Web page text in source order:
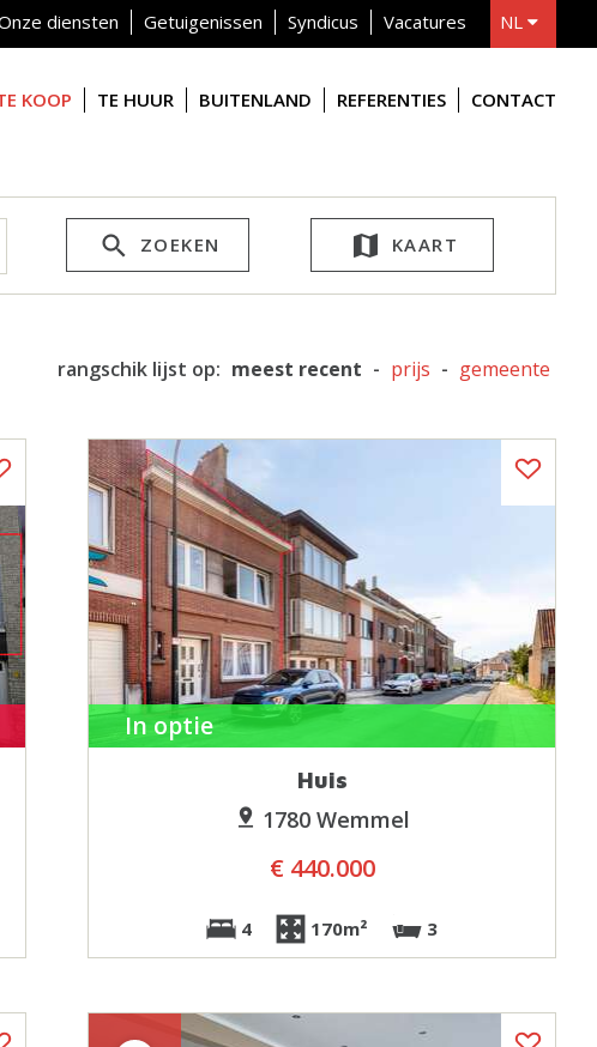
diensten Getuigenissen Syndicus Vacatures
NL
KOOP TE HUUR BUITENLAND REFERENTIES CONTACT
ZOEKEN KAART
rangschik lijst op: meest recent - prijs - gemeente
In optie
Huis
1780 Wemmel
€ 440.000
4 170m² 3